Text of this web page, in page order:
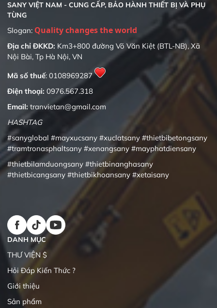
SANY VIỆT NAM - CUNG CẤP, BẢO HÀNH THIẾT BỊ VÀ PHỤ
TÙNG
Slogan: Quality changes the world
Địa chỉ ĐKKD: Km3+800 đường Võ Văn Kiệt (BTL-NB), Xã
Nội Bài, Tp Hà Nội, VN
Mã số thuế: 0108969287
Điện thoại: 0976.567.318
Email: tranvietan@gmail.com
HASHTAG
#sanyglobal #mayxucsany #xuclatsany #thietbibetongsany
#tramtronasphaltsany #xenangsany #mayphatdiensany
#thietbilamduongsany #thietbinanghasany
#thietbicangsany #thietbikhoansany #xetaisany
DANH MỤC
THƯ VIỆN $
Hỏi Đáp Kiến Thức ?
Giới thiệu
Sản phẩm